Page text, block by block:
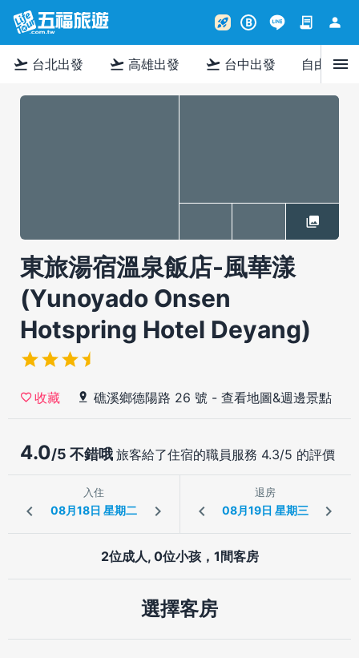
rocket_launch B contract person
flight_takeoff 台北出發 flight_takeoff 高雄出發 flight_takeoff 台中出發 自由行menu
東旅湯宿溫泉飯店-風華漾
(Yunoyado Onsen
Hotspring Hotel Deyang)
收藏 礁溪鄉德陽路 26 號 - 查看地圖&週邊景點
4.0/5 不錯哦 旅客給了住宿的職員服務 4.3/5 的評價
入住 退房
2位成人, 0位小孩，1間客房
選擇客房